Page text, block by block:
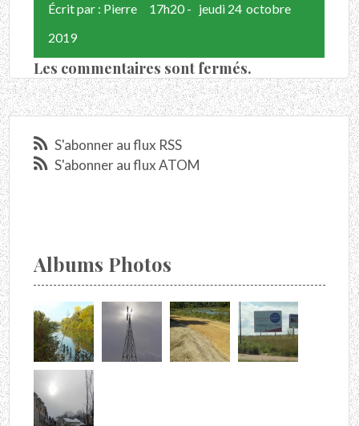
S'abonner au flux RSS
S'abonner au flux ATOM
Albums Photos
Écrit par : Pierre 17h20- jeudi 24 octobre
2019
Les commentaires sont fermés.